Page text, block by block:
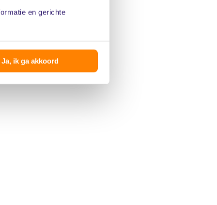
en gerichte
Ja, ik ga akkoord